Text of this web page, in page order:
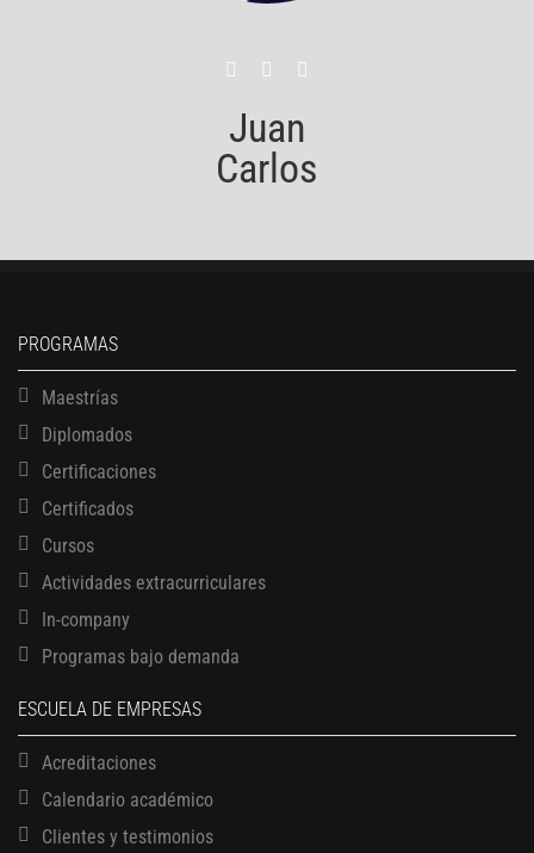
Juan
Carlos
PROGRAMAS
Maestrías
Diplomados
Certificaciones
Certificados
Cursos
Actividades extracurriculares
In-company
Programas bajo demanda
ESCUELA DE EMPRESAS
Acreditaciones
Calendario académico
Clientes y testimonios